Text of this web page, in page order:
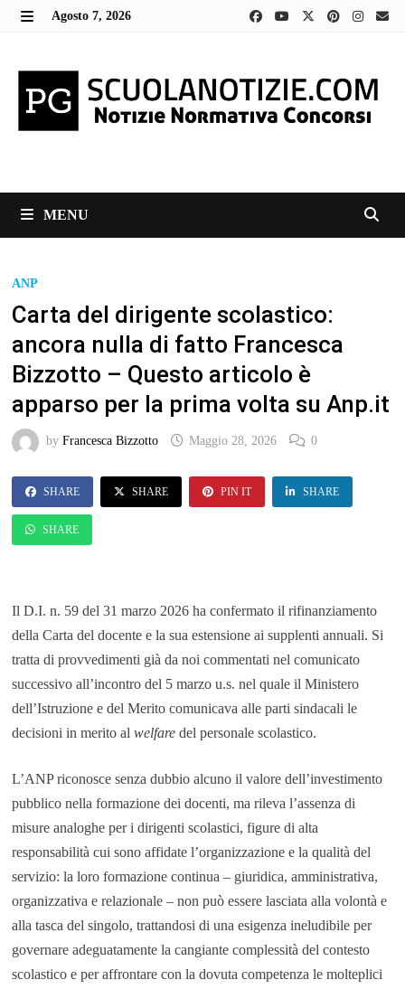
Skip
Agosto 7, 2026
MENU
ANP
Carta del dirigente scolastico:
ancora nulla di fatto Francesca
Bizzotto – Questo articolo è
apparso per la prima volta su Anp.it
by Francesca Bizzotto Maggio 28, 2026 0
SHARE SHARE PIN IT SHARE
SHARE
Il D.I. n. 59 del 31 marzo 2026 ha confermato il rifinanziamento
della Carta del docente e la sua estensione ai supplenti annuali. Si
tratta di provvedimenti già da noi commentati nel comunicato
successivo all’incontro del 5 marzo u.s. nel quale il Ministero
dell’Istruzione e del Merito comunicava alle parti sindacali le
decisioni in merito al welfaredel personale scolastico.
L’ANP riconosce senza dubbio alcuno il valore dell’investimento
pubblico nella formazione dei docenti, ma rileva l’assenza di
misure analoghe per i dirigenti scolastici, figure di alta
responsabilità cui sono affidate l’organizzazione e la qualità del
servizio: la loro formazione continua – giuridica, amministrativa,
organizzativa e relazionale – non può essere lasciata alla volontà e
alla tasca del singolo, trattandosi di una esigenza ineludibile per
governare adeguatamente la cangiante complessità del contesto
scolastico e per affrontare con la dovuta competenza le molteplici